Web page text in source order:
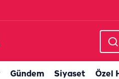
Gündem Siyaset Özel